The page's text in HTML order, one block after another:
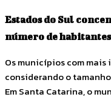
Estados do Sul
número de habitantes
Os municípios com
considerando o
Em Santa Catarina, o